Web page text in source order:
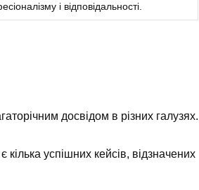
і відповідальності.
досвідом в різних галузях.
кілька успішних кейсів, відзначених